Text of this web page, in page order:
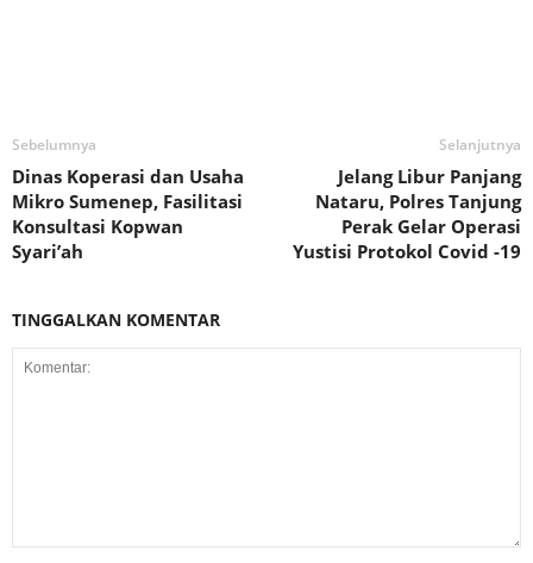
Sebelumnya
Dinas Koperasi dan Usaha
Mikro Sumenep, Fasilitasi
Konsultasi Kopwan
Syari’ah
Selanjutnya
Jelang Libur Panjang
Nataru, Polres Tanjung
Perak Gelar Operasi
Yustisi Protokol Covid -19
TINGGALKAN KOMENTAR